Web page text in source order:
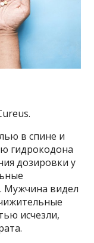
в спине и
гидрокодона
дозировки у
Мужчина видел
исчезли,